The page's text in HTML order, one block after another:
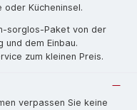
oder Kücheninsel.
sorg­los-Pa­ket von der
und dem Einbau.
zum kleinen Preis.
verpassen Sie keine